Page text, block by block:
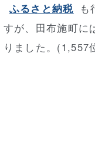
ふるさと納税 も
すが、田布施町に
りました。(1,557